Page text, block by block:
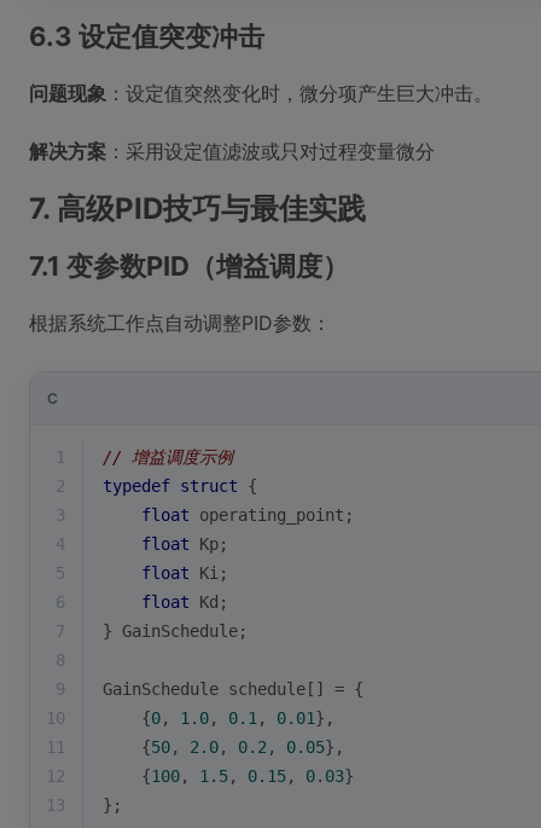
6.3 设定值突变冲击
问题现象 ：设定值突然变化时，微分项产生巨大冲击。
解决方案 ：采用设定值滤波或只对过程变量微分
7. 高级PID技巧与最佳实践
7.1 变参数PID（增益调度）
根据系统工作点自动调整PID参数：
C
1
// 增益调度示例
2
typedef struct {
3
float operating_point;
4
float Kp;
5
float Ki;
6
float Kd;
7
} GainSchedule;
8
9
GainSchedule schedule[] = {
10
    {
0, 1.0, 0.1 , 0.01},
11
    {
50, 2.0, 0.2 , 0.05},
12
    {
100, 1.5, 0.15, 0.03}
13
};